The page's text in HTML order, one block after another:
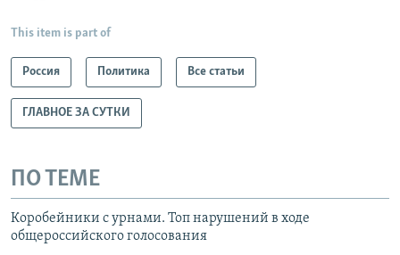
This item is part of
Россия Политика Все статьи
ГЛАВНОЕ ЗА СУТКИ
ПО ТЕМЕ
Коробейники с урнами. Топ нарушений в ходе
общероссийского голосования